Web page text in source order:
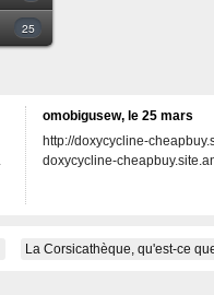
25
omobigusew, le 25 mars
http://doxycycline-
doxycycline-
La Corsicathèque, qu'est-ce